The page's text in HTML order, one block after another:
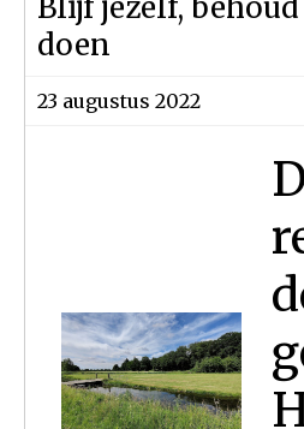
Blijf jezelf,
doen
23 augustus 2022